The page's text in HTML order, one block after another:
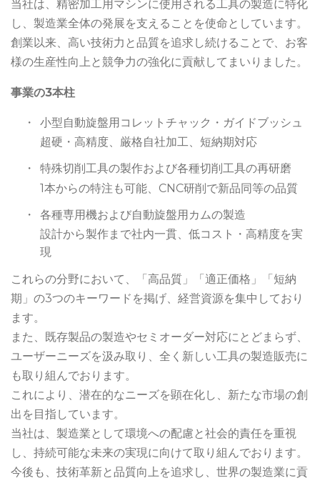
当社は、精密加工用マシンに使用される工具の製造に特化
し、製造業全体の発展を支えることを使命としています。
創業以来、高い技術力と品質を追求し続けることで、お客
様の生産性向上と競争力の強化に貢献してまいりました。
事業の3本柱
・
小型自動旋盤用コレットチャック・ガイドブッシュ
超硬・高精度、厳格自社加工、短納期対応
・
特殊切削工具の製作および各種切削工具の再研磨
1本からの特注も可能、CNC研削で新品同等の品質
・
各種専用機および自動旋盤用カムの製造
設計から製作まで社内一貫、低コスト・高精度を実
現
これらの分野において、「高品質」「適正価格」「短納
期」の3つのキーワードを掲げ、経営資源を集中しており
ます。
また、既存製品の製造やセミオーダー対応にとどまらず、
ユーザーニーズを汲み取り、全く新しい工具の製造販売に
も取り組んでおります。
これにより、潜在的なニーズを顕在化し、新たな市場の創
出を目指しています。
当社は、製造業として環境への配慮と社会的責任を重視
し、持続可能な未来の実現に向けて取り組んでおります。
今後も、技術革新と品質向上を追求し、世界の製造業に貢